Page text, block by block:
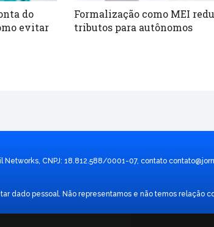
do
evitar
Formalização como MEI
tributos para autônomos
Networks, CNPJ: 18.812.588/0001-07, contato
dado pessoal. Não representamos e não temos relação